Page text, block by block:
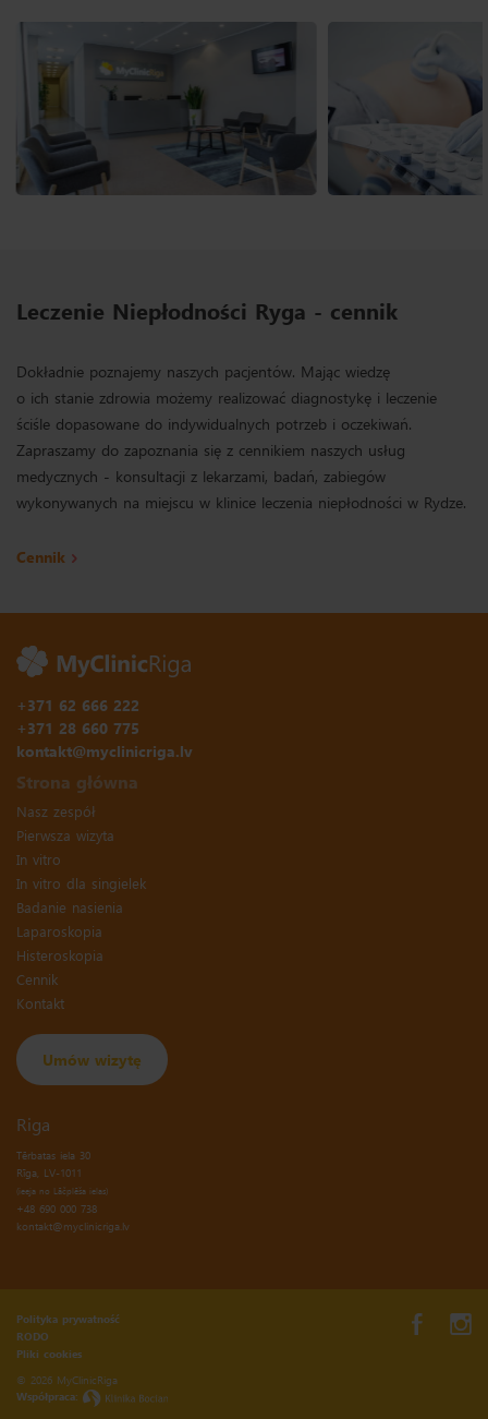
Leczenie Niepłodności Ryga - cennik
Dokładnie poznajemy naszych pacjentów. Mając wiedzę
o ich stanie zdrowia możemy realizować diagnostykę i leczenie
ściśle dopasowane do indywidualnych potrzeb i oczekiwań.
Zapraszamy do zapoznania się z cennikiem naszych usług
medycznych - konsultacji z lekarzami, badań, zabiegów
wykonywanych na miejscu w klinice leczenia niepłodności w Rydze.
Cennik
Riga
Tērbatas iela 30
(ieeja no Lāčplēša ielas)
+48 690 000 738
kontakt@myclinicriga.lv
Strona główna
Nasz zespół
Pierwsza wizyta
In vitro
In vitro dla singielek
Badanie nasienia
Laparoskopia
Histeroskopia
Cennik
Kontakt
Umów wizytę
+371 62 666 222
+371 28 660 775
kontakt@myclinicriga.lv
Współpraca:
© 2026 MyClinicRiga
Polityka prywatność
RODO
Pliki cookies